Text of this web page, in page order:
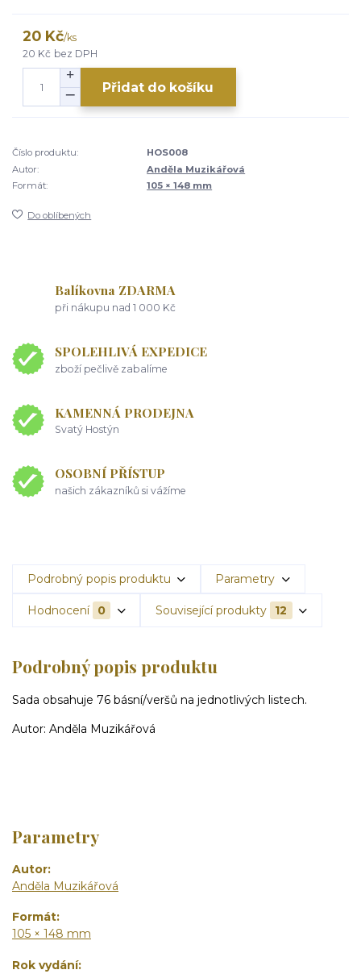
20 Kč/ks
20 Kč bez DPH
Přidat do košíku
Číslo produktu:
HOS008
Autor:
Anděla Muzikářová
Formát:
105 × 148 mm
Do oblíbených
Balíkovna ZDARMA
při nákupu nad 1 000 Kč
SPOLEHLIVÁ EXPEDICE
zboží pečlivě zabalíme
KAMENNÁ PRODEJNA
Svatý Hostýn
OSOBNÍ PŘÍSTUP
našich zákazníků si vážíme
Podrobný popis produktu Parametry
Hodnocení 0 Související produkty 12
Podrobný popis produktu
Sada obsahuje 76 básní/veršů na jednotlivých listech.
Autor: Anděla Muzikářová
Parametry
Autor
Anděla Muzikářová
Formát
105 × 148 mm
Rok vydání